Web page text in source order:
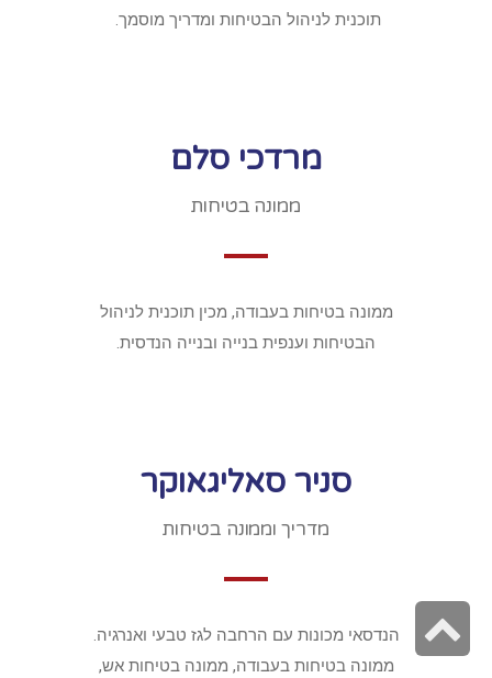
תוכנית לניהול הבטיחות ומדריך מוסמך.
מרדכי סלם
ממונה בטיחות
ממונה בטיחות בעבודה, מכין תוכנית לניהול
הבטיחות וענפית בנייה ובנייה הנדסית.
סניר סאליגאוקר
מדריך וממונה בטיחות
הנדסאי מכונות עם הרחבה לגז טבעי ואנרגיה.
ממונה בטיחות בעבודה, ממונה בטיחות אש,
גלילה
לראש